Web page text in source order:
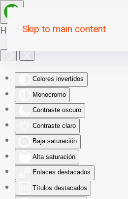
Herramientas de Accesibilidad
Colores invertidos
Monocromo
Contraste oscuro
Contraste claro
Baja saturación
Alta saturación
Enlaces destacados
Títulos destacados
Skip to main content